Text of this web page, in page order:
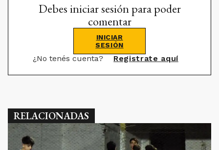
Debes iniciar sesión para poder
comentar
INICIAR
SESIÓN
¿No tenés cuenta? Registrate aquí
RELACIONADAS